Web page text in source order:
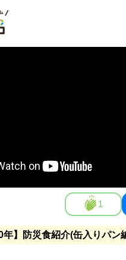
1
年】防災食紹介(缶入りパン